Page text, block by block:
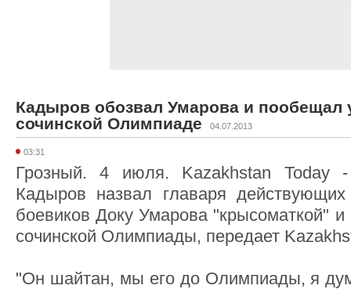
Кадыров обозвал Умарова и пообещал
сочинской Олимпиаде
04.07.2013
03:31
Грозный. 4 июля. Kazakhstan Today
Кадыров назвал главаря
боевиков Доку Умарова "крысоматкой"
сочинской Олимпиады, передает
"Он шайтан, мы его до Олимпиады, я